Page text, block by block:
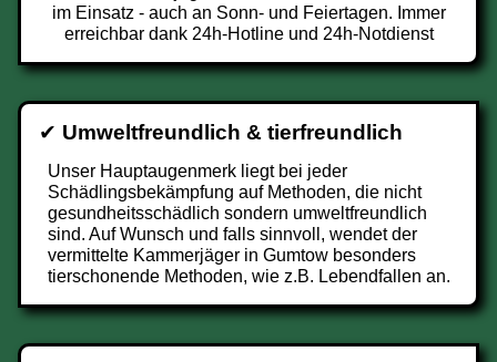
im Einsatz - auch an Sonn- und Feiertagen. Immer
erreichbar dank 24h-Hotline und 24h-Notdienst
✔ Umweltfreundlich & tierfreundlich
Unser Hauptaugenmerk liegt bei jeder
Schädlingsbekämpfung auf Methoden, die nicht
gesundheitsschädlich sondern umweltfreundlich
sind. Auf Wunsch und falls sinnvoll, wendet der
vermittelte Kammerjäger in Gumtow besonders
tierschonende Methoden, wie z.B. Lebendfallen an.